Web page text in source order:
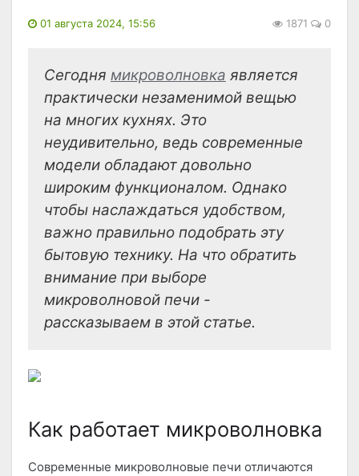
01 августа 2024, 15:56 1871 0
Сегодня микроволновка является
практически незаменимой вещью
на многих кухнях. Это
неудивительно, ведь современные
модели обладают довольно
широким функционалом. Однако
чтобы наслаждаться удобством,
важно правильно подобрать эту
бытовую технику. На что обратить
внимание при выборе
микроволновой печи -
рассказываем в этой статье.
Как работает микроволновка
Современные микроволновые печи отличаются